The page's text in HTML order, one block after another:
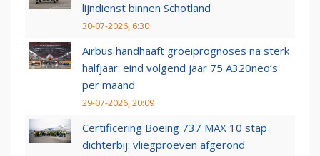
lijndienst binnen Schotland
30-07-2026, 6:30
Airbus handhaaft groeiprognoses na sterk
halfjaar: eind volgend jaar 75 A320neo’s
per maand
29-07-2026, 20:09
Certificering Boeing 737 MAX 10 stap
dichterbij: vliegproeven afgerond